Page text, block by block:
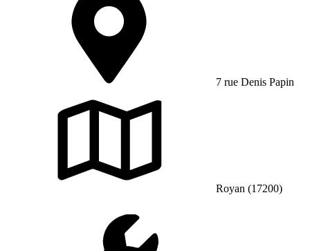
7 rue Denis Papin
Royan (17200)